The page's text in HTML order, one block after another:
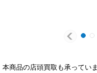
本商品の店頭買取も承ってい